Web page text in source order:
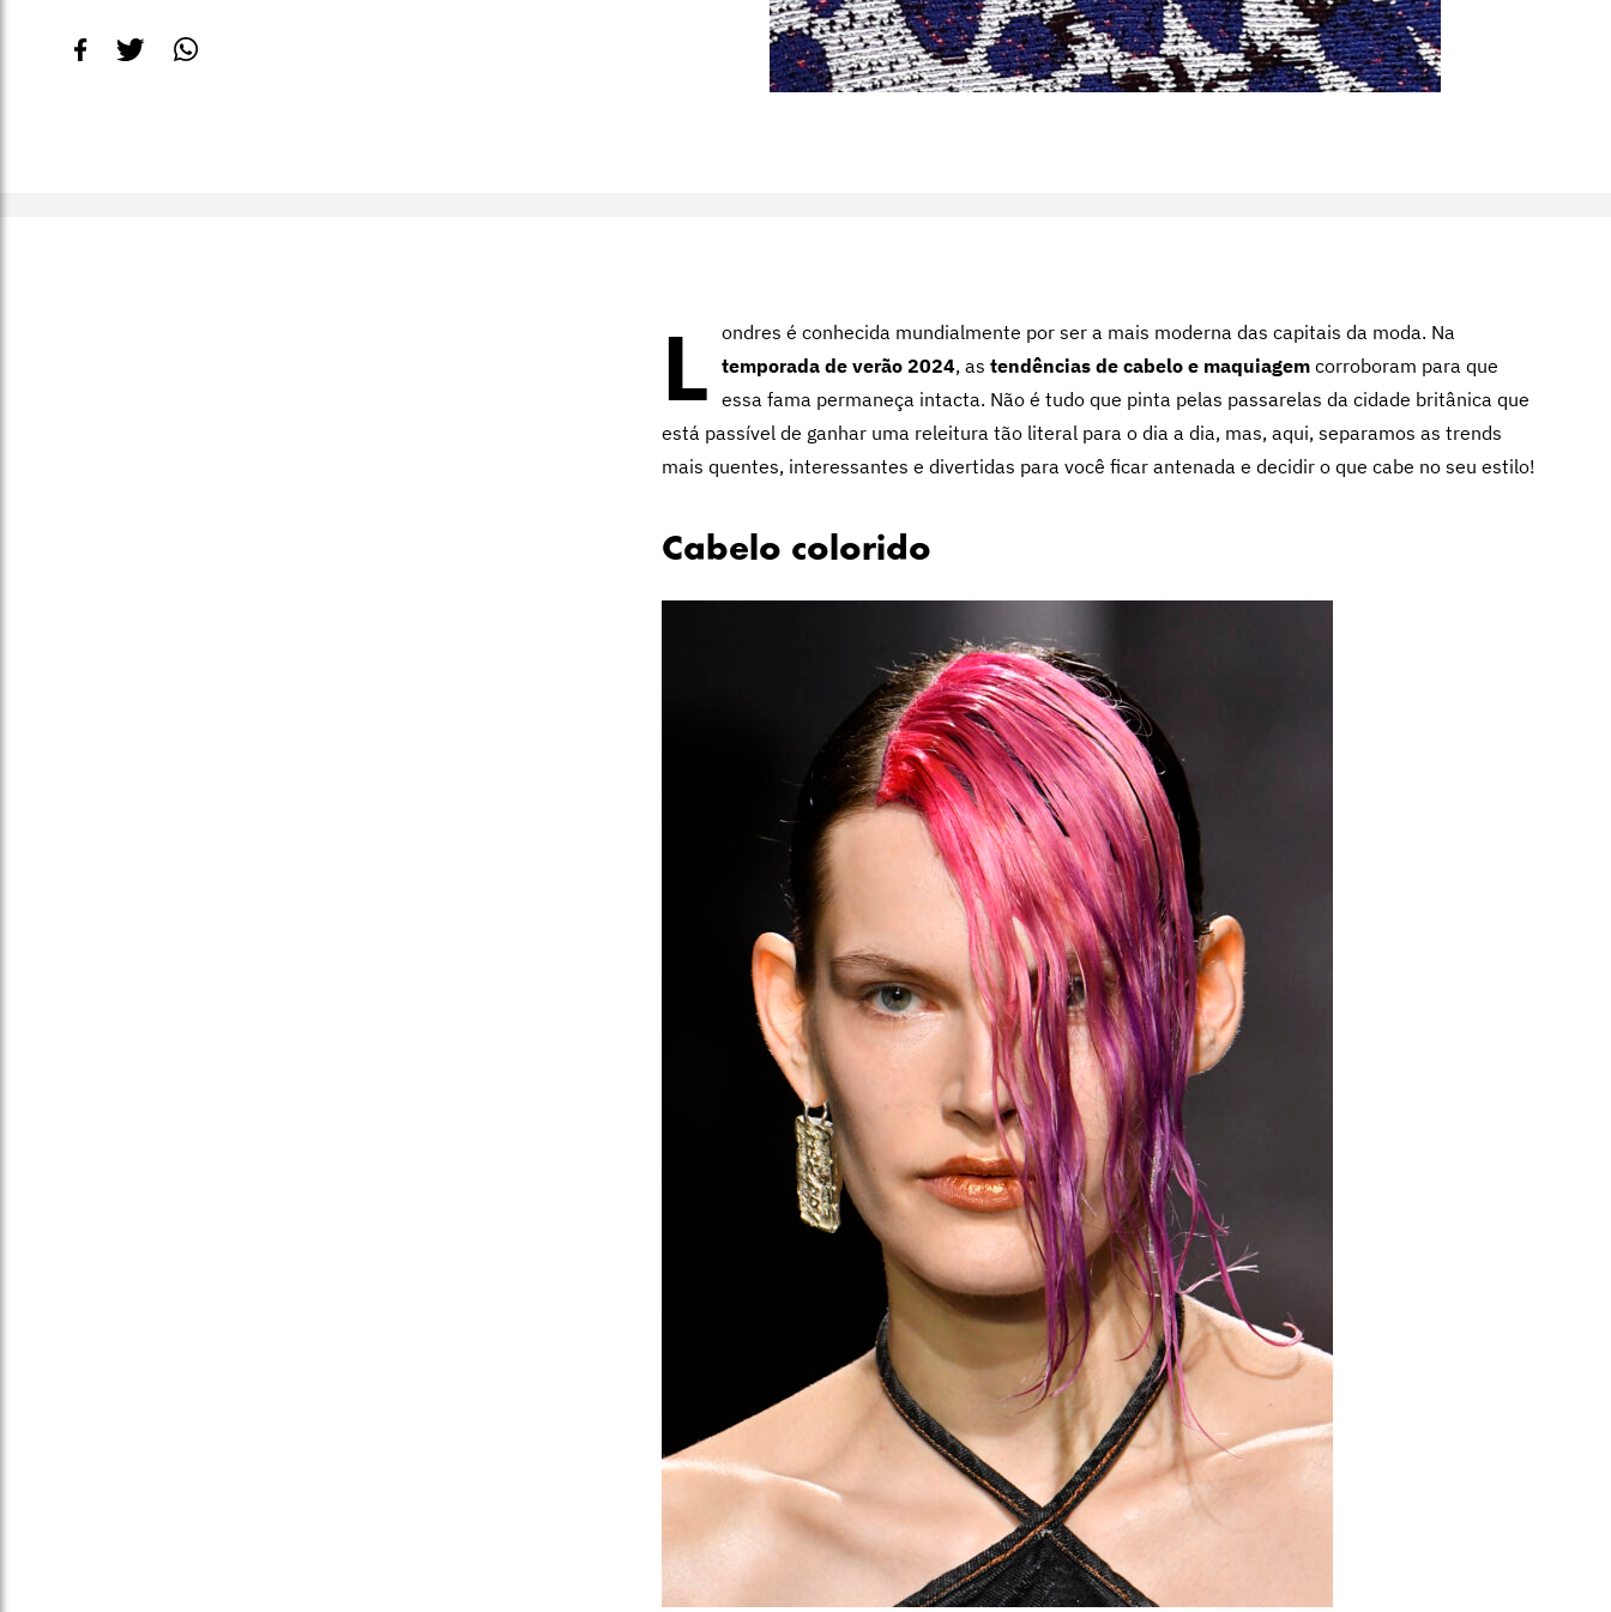
L ondres é conhecida mundialmente por ser a mais moderna das capitais da moda. Na
temporada de verão 2024, as tendências de cabelo e maquiagem corroboram para que
essa fama permaneça intacta. Não é tudo que pinta pelas passarelas da cidade britânica que
está passível de ganhar uma releitura tão literal para o dia a dia, mas, aqui, separamos as trends
mais quentes, interessantes e divertidas para você ficar antenada e decidir o que cabe no seu estilo!
Cabelo colorido